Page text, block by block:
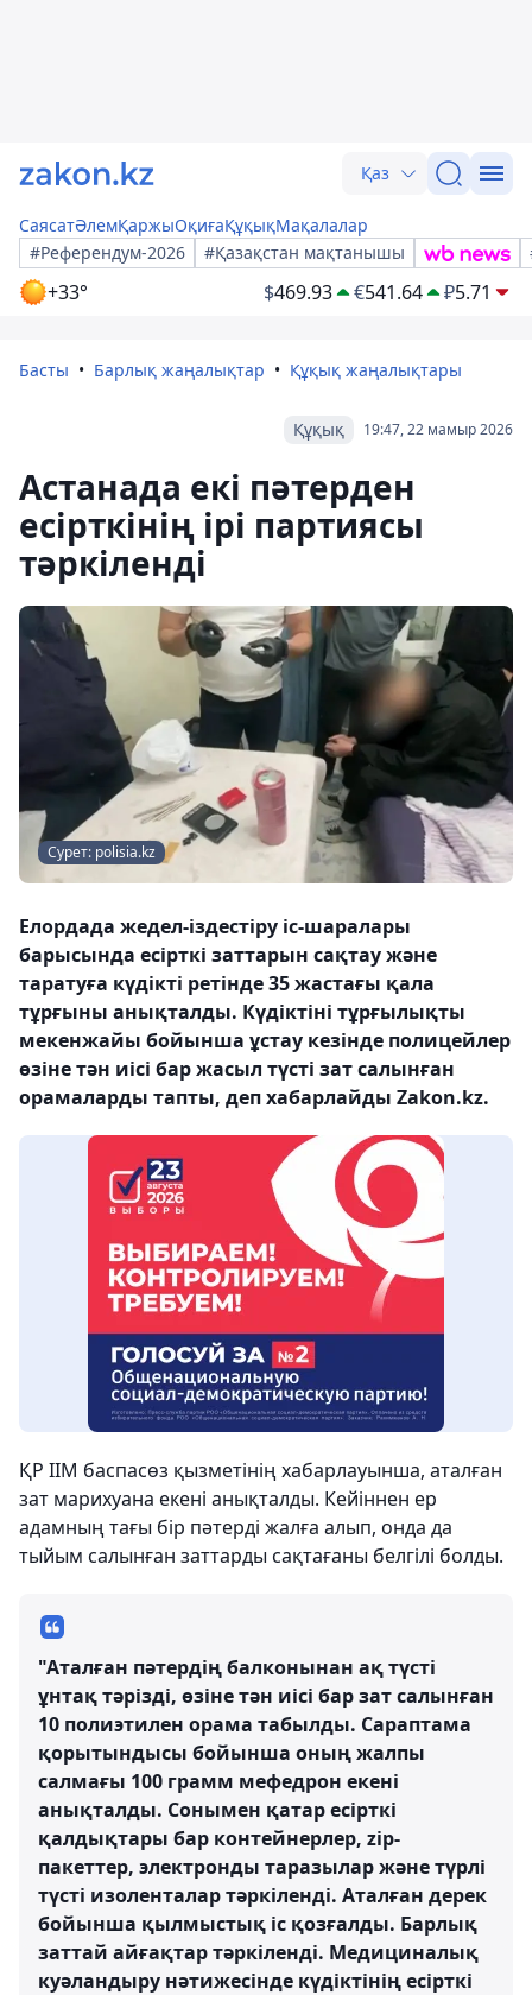
Қаз
СаясатӘлемҚаржыОқиғаҚұқықМақалалар
#Референдум-2026
#Қазақстан мақтанышы
+33° $469.93 €541.64 ₽5.71
Басты Барлық жаңалықтар Құқық жаңалықтары
19:47, 22 мамыр 2026
Құқық
Астанада екі пәтерден
есірткінің ірі партиясы
тәркіленді
Сурет: polisia.kz
Елордада жедел-іздестіру іс-шаралары
барысында есірткі заттарын сақтау және
таратуға күдікті ретінде 35 жастағы қала
тұрғыны анықталды. Күдіктіні тұрғылықты
мекенжайы бойынша ұстау кезінде полицейлер
өзіне тән иісі бар жасыл түсті зат салынған
орамаларды тапты, деп хабарлайды Zakon.kz.
ҚР ІІМ баспасөз қызметінің хабарлауынша, аталған
зат марихуана екені анықталды. Кейіннен ер
адамның тағы бір пәтерді жалға алып, онда да
тыйым салынған заттарды сақтағаны белгілі болды.
"Аталған пәтердің балконынан ақ түсті
ұнтақ тәрізді, өзіне тән иісі бар зат салынған
10 полиэтилен орама табылды. Сараптама
қорытындысы бойынша оның жалпы
салмағы 100 грамм мефедрон екені
анықталды. Сонымен қатар есірткі
қалдықтары бар контейнерлер, zip-
пакеттер, электронды таразылар және түрлі
түсті изоленталар тәркіленді. Аталған дерек
бойынша қылмыстық іс қозғалды. Барлық
заттай айғақтар тәркіленді. Медициналық
куәландыру нәтижесінде күдіктінің есірткі